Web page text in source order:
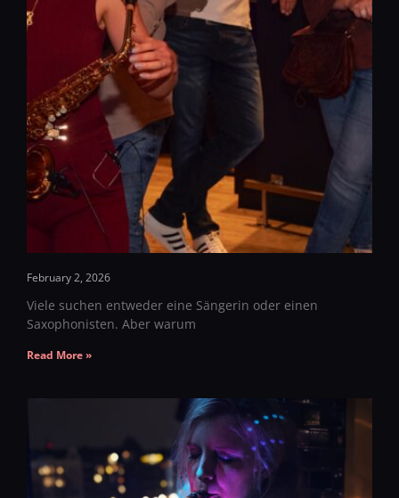
February 2, 2026
Viele suchen entweder eine Sängerin oder einen
Saxophonisten. Aber warum
Read More »